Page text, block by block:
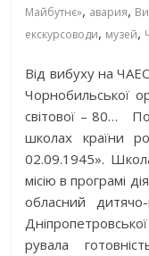
Майбутнє», авария,
екскурсоводи, музей,
Від вибуху на
Чорнобильської
світової – 80…
школах країни
02.09.1945».
місію в програмі
обласний
рувала